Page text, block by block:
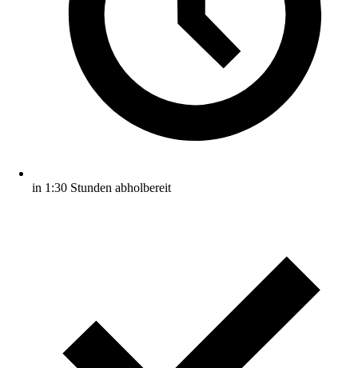
in 1:30 Stunden abholbereit